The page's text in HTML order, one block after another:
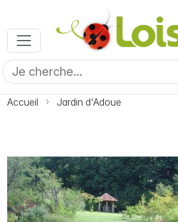
Accueil Jardin d'Adoue
Photo Jardin d'Adoue